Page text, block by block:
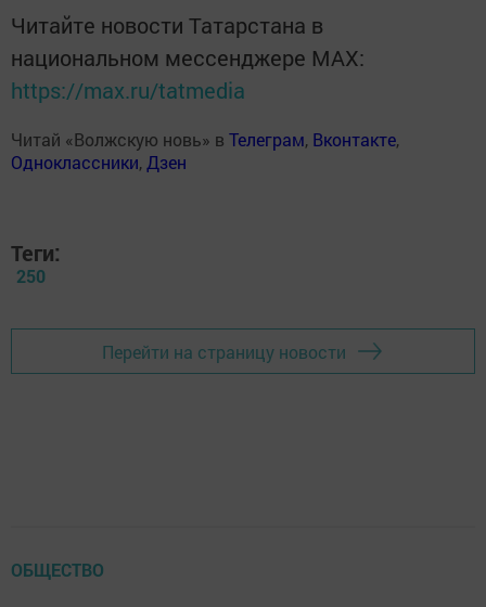
Читайте новости Татарстана в
национальном мессенджере MАХ:
https://max.ru/tatmedia
Читай «Волжскую новь» в Телеграм, Вконтакте,
Одноклассники,Дзен
Теги:
250
Перейти на страницу новости
ОБЩЕСТВО